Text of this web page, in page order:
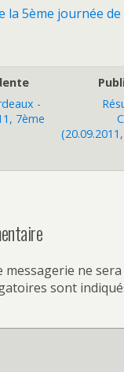
la 5ème journée de
-
7ème
messagerie ne
sont